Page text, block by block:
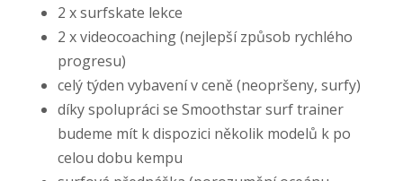
2 x surfskate lekce
2 x videocoaching (nejlepší způsob rychlého
progresu)
celý týden vybavení v ceně (neopršeny, surfy)
díky spolupráci se Smoothstar surf trainer
budeme mít k dispozici několik modelů k po
celou dobu kempu